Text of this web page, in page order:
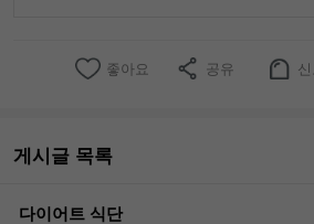
좋아요 공유 신
게시글 목록
다이어트 식단